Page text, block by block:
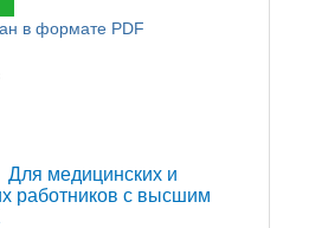
в формате PDF
Для медицинских и
работников с высшим